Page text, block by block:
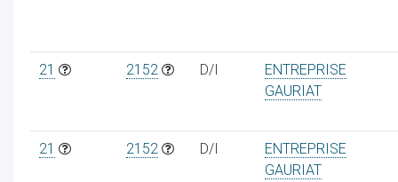
21 2152 D/I
ENTREPRISE
GAURIAT
21 2152 D/I
ENTREPRISE
GAURIAT